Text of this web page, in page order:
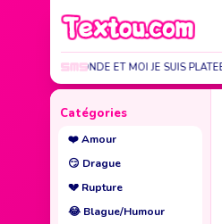
LA TERRE EST RONDE ET MOI JE SUIS
Catégories
❤️Amour
😏 Drague
💔 Rupture
😂 Blague/Humour